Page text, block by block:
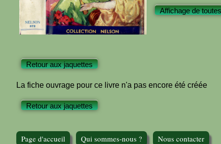
Affichage de
Retour aux jaquettes
La fiche ouvrage pour ce livre n'a pas encore été créée
Retour aux jaquettes
Page d'accueil Qui sommes-nous ? Nous contacter